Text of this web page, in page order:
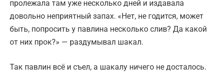
пролежала там уже несколько дней и издавала
довольно неприятный запах. «Нет, не годится, может
быть, попросить у павлина несколько слив? Да какой
от них прок?» — раздумывал шакал.
Так павлин всё и съел, а шакалу ничего не досталось.